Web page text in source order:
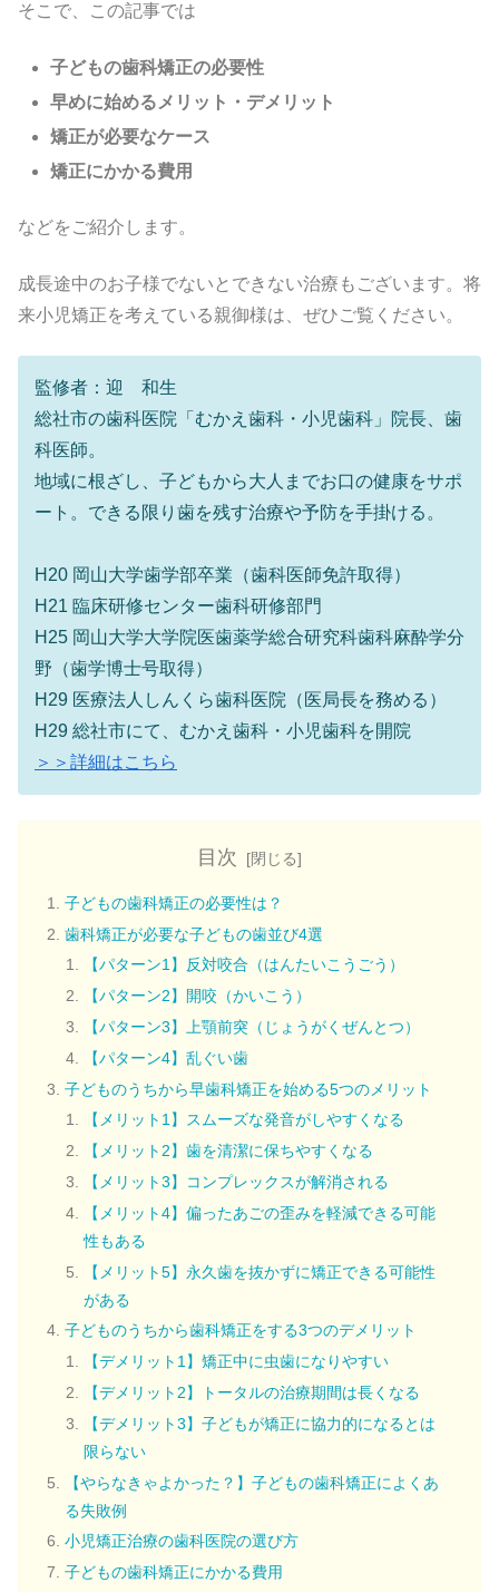
そこで、この記事では
子どもの歯科矯正の必要性
早めに始めるメリット・デメリット
矯正が必要なケース
矯正にかかる費用
などをご紹介します。
成長途中のお子様でないとできない治療もございます。将
来小児矯正を考えている親御様は、ぜひご覧ください。
監修者：迎 和生
総社市の歯科医院「むかえ歯科・小児歯科」院長、歯
科医師。
地域に根ざし、子どもから大人までお口の健康をサポ
ート。できる限り歯を残す治療や予防を手掛ける。
H20 岡山大学歯学部卒業（歯科医師免許取得）
H21 臨床研修センター歯科研修部門
H25 岡山大学大学院医歯薬学総合研究科歯科麻酔学分
野（歯学博士号取得）
H29 医療法人しんくら歯科医院（医局長を務める）
H29 総社市にて、むかえ歯科・小児歯科を開院
＞＞詳細はこちら
目次
子どもの歯科矯正の必要性は？
歯科矯正が必要な子どもの歯並び4選
【パターン1】反対咬合（はんたいこうごう）
【パターン2】開咬（かいこう）
【パターン3】上顎前突（じょうがくぜんとつ）
【パターン4】乱ぐい歯
子どものうちから早歯科矯正を始める5つのメリット
【メリット1】スムーズな発音がしやすくなる
【メリット2】歯を清潔に保ちやすくなる
【メリット3】コンプレックスが解消される
【メリット4】偏ったあごの歪みを軽減できる可能
性もある
【メリット5】永久歯を抜かずに矯正できる可能性
がある
子どものうちから歯科矯正をする3つのデメリット
【デメリット1】矯正中に虫歯になりやすい
【デメリット2】トータルの治療期間は長くなる
【デメリット3】子どもが矯正に協力的になるとは
限らない
【やらなきゃよかった？】子どもの歯科矯正によくあ
る失敗例
小児矯正治療の歯科医院の選び方
子どもの歯科矯正にかかる費用